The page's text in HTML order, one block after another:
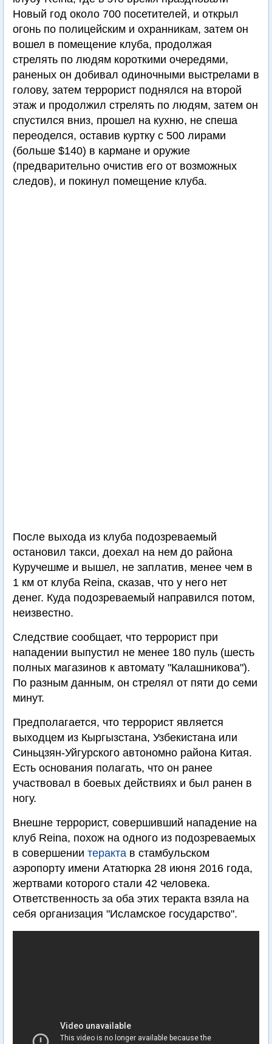
Новый год около 700 посетителей, и открыл
огонь по полицейским и охранникам, затем он
вошел в помещение клуба, продолжая
стрелять по людям короткими очередями,
раненых он добивал одиночными выстрелами в
голову, затем террорист поднялся на второй
этаж и продолжил стрелять по людям, затем он
спустился вниз, прошел на кухню, не спеша
переоделся, оставив куртку с 500 лирами
(больше $140) в кармане и оружие
(предварительно очистив его от возможных
следов), и покинул помещение клуба.
После выхода из клуба подозреваемый
остановил такси, доехал на нем до района
Куручешме и вышел, не заплатив, менее чем в
1 км от клуба Reina, сказав, что у него нет
денег. Куда подозреваемый направился потом,
неизвестно.
Следствие сообщает, что террорист при
нападении выпустил не менее 180 пуль (шесть
полных магазинов к автомату "Калашникова").
По разным данным, он стрелял от пяти до семи
минут.
Предполагается, что террорист является
выходцем из Кыргызстана, Узбекистана или
Синьцзян-Уйгурского автономно района Китая.
Есть основания полагать, что он ранее
участвовал в боевых действиях и был ранен в
ногу.
Внешне террорист, совершивший нападение на
клуб Reina, похож на одного из подозреваемых
в совершении теракта в стамбульском
аэропорту имени Ататюрка 28 июня 2016 года,
жертвами которого стали 42 человека.
Ответственность за оба этих теракта взяла на
себя организация "Исламское государство".